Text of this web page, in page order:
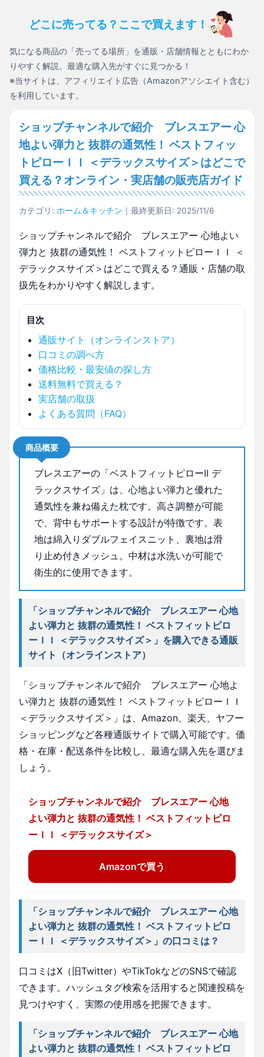
どこに売ってる？ここで買えます！
気になる商品の「売ってる場所」を通販・店舗情報とともにわか
りやすく解説。最適な購入先がすぐに見つかる！
※当サイトは、アフィリエイト広告（Amazonアソシエイト含む）
を利用しています。
ショップチャンネルで紹介 ブレスエアー 心
地よい弾力と 抜群の通気性！ ベストフィッ
トピローＩＩ ＜デラックスサイズ＞はどこで
買える？オンライン・実店舗の販売店ガイド
カテゴリ: ホーム＆キッチン ｜最終更新日: 2025/11/6
ショップチャンネルで紹介 ブレスエアー 心地よい
弾力と 抜群の通気性！ ベストフィットピローＩＩ ＜
デラックスサイズ＞はどこで買える？通販・店舗の取
扱先をわかりやすく解説します。
目次
通販サイト（オンラインストア）
口コミの調べ方
価格比較・最安値の探し方
送料無料で買える？
実店舗の取扱
よくある質問（FAQ）
商品概要
ブレスエアーの「ベストフィットピローII デ
ラックスサイズ」は、心地よい弾力と優れた
通気性を兼ね備えた枕です。高さ調整が可能
で、背中もサポートする設計が特徴です。表
地は綿入りダブルフェイスニット、裏地は滑
り止め付きメッシュ。中材は水洗いが可能で
衛生的に使用できます。
「ショップチャンネルで紹介 ブレスエアー 心地
よい弾力と 抜群の通気性！ ベストフィットピロ
ーＩＩ ＜デラックスサイズ＞」を購入できる通販
サイト（オンラインストア）
「ショップチャンネルで紹介 ブレスエアー 心地よ
い弾力と 抜群の通気性！ ベストフィットピローＩＩ
＜デラックスサイズ＞」は、Amazon、楽天、ヤフー
ショッピングなど各種通販サイトで購入可能です。価
格・在庫・配送条件を比較し、最適な購入先を選びま
しょう。
ショップチャンネルで紹介 ブレスエアー 心地
よい弾力と 抜群の通気性！ ベストフィットピロ
ーＩＩ ＜デラックスサイズ＞
Amazonで買う
「ショップチャンネルで紹介 ブレスエアー 心地
よい弾力と 抜群の通気性！ ベストフィットピロ
ーＩＩ ＜デラックスサイズ＞」の口コミは？
口コミはX（旧Twitter）やTikTokなどのSNSで確認
できます。ハッシュタグ検索を活用すると関連投稿を
見つけやすく、実際の使用感を把握できます。
「ショップチャンネルで紹介 ブレスエアー 心地
よい弾力と 抜群の通気性！ ベストフィットピロ